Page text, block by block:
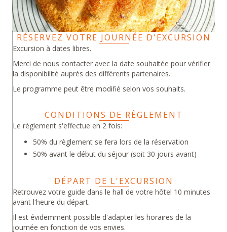
RÉSERVEZ VOTRE JOURNÉE D'EXCURSION
Excursion à dates libres.
Merci de nous contacter avec la date souhaitée pour vérifier
la disponibilité auprès des différents partenaires.
Le programme peut être modifié selon vos souhaits.
CONDITIONS DE RÈGLEMENT
Le règlement s'effectue en 2 fois:
50% du règlement se fera lors de la réservation
50% avant le début du séjour (soit 30 jours avant)
DÉPART DE L'EXCURSION
Retrouvez votre guide dans le hall de votre hôtel 10 minutes
avant l'heure du départ.
Il est évidemment possible d'adapter les horaires de la
journée en fonction de vos envies.